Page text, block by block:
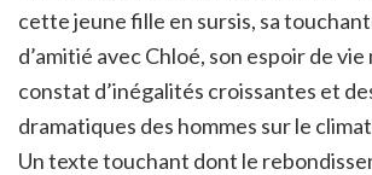
cette jeune fille en sursis, sa
d’amitié avec Chloé, son espoir de
constat d’inégalités croissantes et
dramatiques des hommes sur le
Un texte touchant dont le